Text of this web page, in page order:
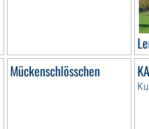
Mückenschlösschen